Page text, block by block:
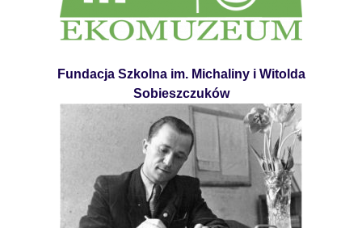
Fundacja Szkolna im. Michaliny i Witolda
Sobieszczuków